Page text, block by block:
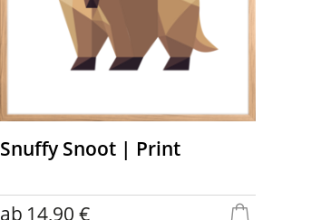
Snuffy Snoot | Print
ab 14,90 €